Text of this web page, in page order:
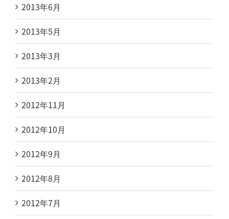
2013年6月
2013年5月
2013年3月
2013年2月
2012年11月
2012年10月
2012年9月
2012年8月
2012年7月